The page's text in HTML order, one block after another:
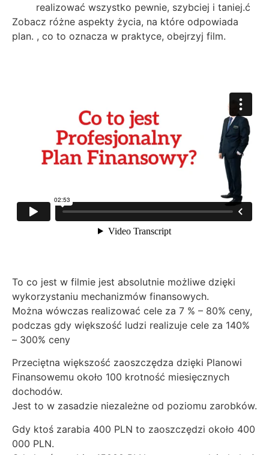
realizować wszystko pewnie, szybciej i taniej.ć
Zobacz różne aspekty życia, na które odpowiada
plan. , co to oznacza w praktyce, obejrzyj film.
To co jest w filmie jest absolutnie możliwe dzięki
wykorzystaniu mechanizmów finansowych.
Można wówczas realizować cele za 7 % – 80% ceny,
podczas gdy większość ludzi realizuje cele za 140%
– 300% ceny
Przeciętna większość zaoszczędza dzięki Planowi
Finansowemu około 100 krotność miesięcznych
dochodów.
Jest to w zasadzie niezależne od poziomu zarobków.
Gdy ktoś zarabia 400 PLN to zaoszczędzi około 400
000 PLN.